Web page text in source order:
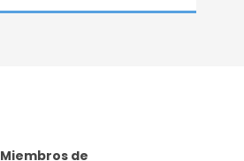
Miembros de